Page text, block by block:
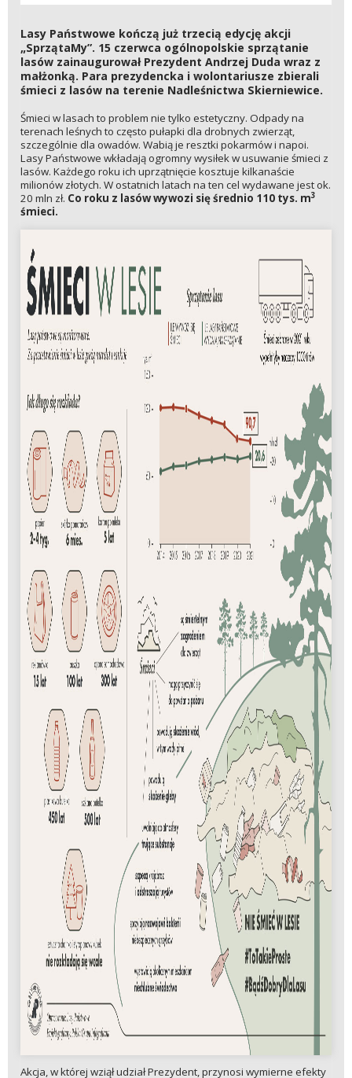
Lasy Państwowe kończą już trzecią edycję akcji
„SprzątaMy”. 15 czerwca ogólnopolskie sprzątanie
lasów zainaugurował Prezydent Andrzej Duda wraz z
małżonką. Para prezydencka i wolontariusze zbierali
śmieci z lasów na terenie Nadleśnictwa Skierniewice.
Śmieci w lasach to problem nie tylko estetyczny. Odpady na
terenach leśnych to często pułapki dla drobnych zwierząt,
szczególnie dla owadów. Wabią je resztki pokarmów i napoi.
Lasy Państwowe wkładają ogromny wysiłek w usuwanie śmieci z
lasów. Każdego roku ich uprzątnięcie kosztuje kilkanaście
milionów złotych. W ostatnich latach na ten cel wydawane jest ok.
20 mln zł. Co roku z lasów wywozi się średnio 110 tys. m3
śmieci.
Akcja, w której wziął udział Prezydent, przynosi wymierne efekty